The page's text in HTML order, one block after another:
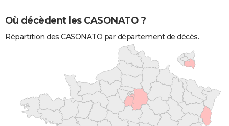
Où décèdent les CASONATO ?
Répartition des CASONATO par département de décès.